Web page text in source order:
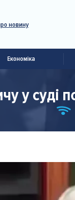
новину
Економіка
у суді